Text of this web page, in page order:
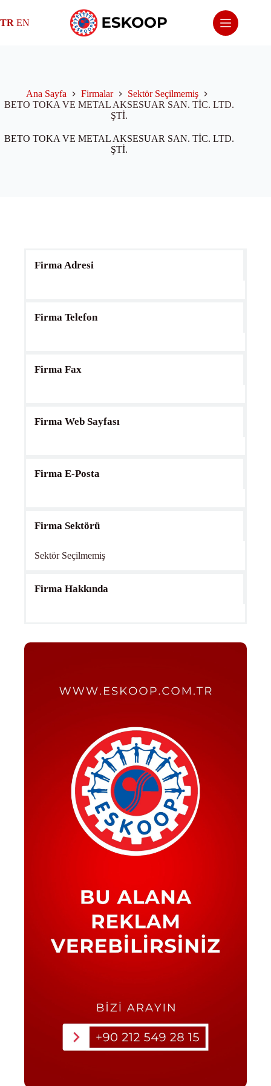
content
TR EN
Ana Sayfa Firmalar
Sektör Seçilmemiş
BETO TOKA VE METAL AKSESUAR SAN. TİC. LTD.
ŞTİ.
BETO TOKA VE METAL AKSESUAR SAN. TİC. LTD.
ŞTİ.
Firma Adresi
Firma Telefon
Firma Fax
Firma Web Sayfası
Firma E-Posta
Firma Sektörü
Sektör Seçilmemiş
Firma Hakkında